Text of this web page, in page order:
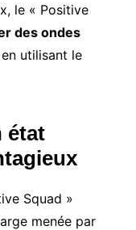
le « Positive
des ondes
utilisant le
état
Squad »
menée par